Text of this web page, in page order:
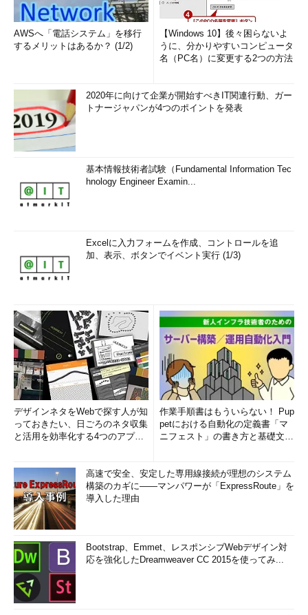
AWSへ「電話システム」を移行
するメリットはあるか？ (1/2)
【Windows 10】後々困らないよ
うに、分かりやすいコンピュータ
名（PC名）に変更する2つの方法
2020年に向けて企業が開始すべきIT関連行動、ガー
トナージャパンが4つのポイントを発表
基本情報技術者試験（Fundamental Information Tec
hnology Engineer Examin...
Excelに入力フォームを作成、コントロールを追
加、表示、ボタンでイベント実行 (1/3)
デザインネタをWebで探す人が知
っておきたい、日ごろのネタ収集
と活用を効率化する4つのアプリ
作業手順書はもういらない！ Pup
petにおける自動化の定義書「マ
ニフェスト」の書き方と基礎文法
高速で安全、安定した専用線接続が理想のシステム
構築のカギに――マンパワーが「ExpressRoute」を
導入した理由
Bootstrap、Emmet、レスポンシブWebデザイン対
応を強化したDreamweaver CC 2015を使ってみ...